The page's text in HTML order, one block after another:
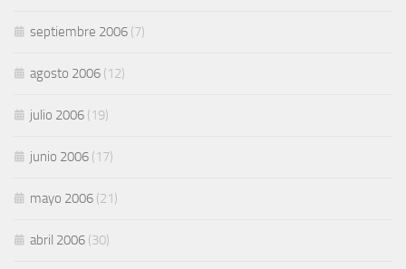
septiembre 2006 (7)
agosto 2006 (12)
julio 2006 (19)
junio 2006 (17)
mayo 2006 (21)
abril 2006 (30)